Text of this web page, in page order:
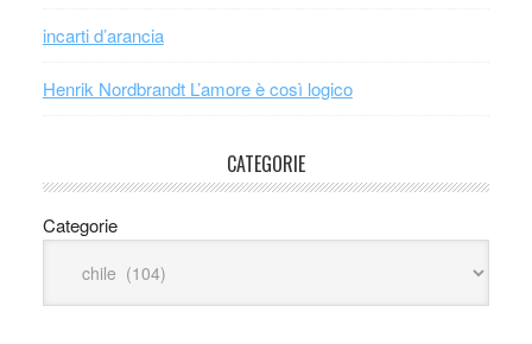
incarti d’arancia
Henrik Nordbrandt L’amore è così logico
CATEGORIE
Categorie